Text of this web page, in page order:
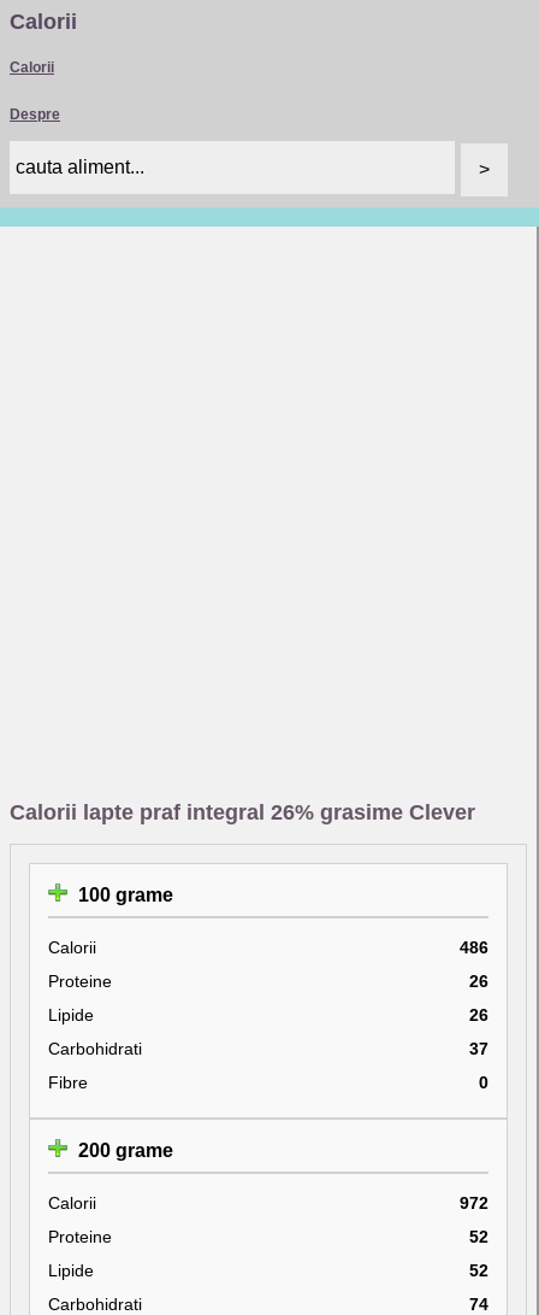
Calorii
Calorii
Despre
Calorii lapte praf integral 26% grasime Clever
100 grame
Calorii
486
Proteine
26
Lipide
26
Carbohidrati
37
Fibre
0
200 grame
Calorii
972
Proteine
52
Lipide
52
Carbohidrati
74